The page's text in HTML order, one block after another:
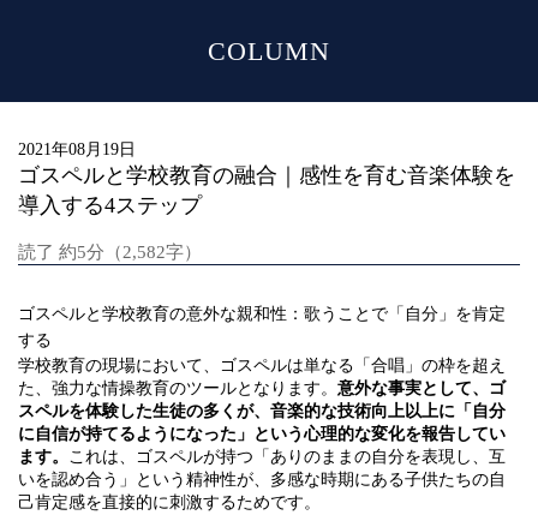
COLUMN
2021年08月19日
ゴスペルと学校教育の融合｜感性を育む音楽体験を
導入する4ステップ
読了 約5分（2,582字）
ゴスペルと学校教育の意外な親和性：歌うことで「自分」を肯定
する
学校教育の現場において、ゴスペルは単なる「合唱」の枠を超え
た、強力な情操教育のツールとなります。 意外な事実として、ゴ
スペルを体験した生徒の多くが、音楽的な技術向上以上に「自分
に自信が持てるようになった」という心理的な変化を報告してい
ます。 これは、ゴスペルが持つ「ありのままの自分を表現し、互
いを認め合う」という精神性が、多感な時期にある子供たちの自
己肯定感を直接的に刺激するためです。